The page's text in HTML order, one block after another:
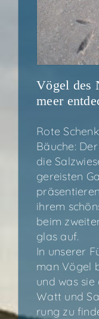
Vögel des
meer
Rote
Bäu­che:
die
gereis­ten
ihrem
beim
glas auf.
In unse­rer
man Vögel
und was sie
Watt und
rung zu